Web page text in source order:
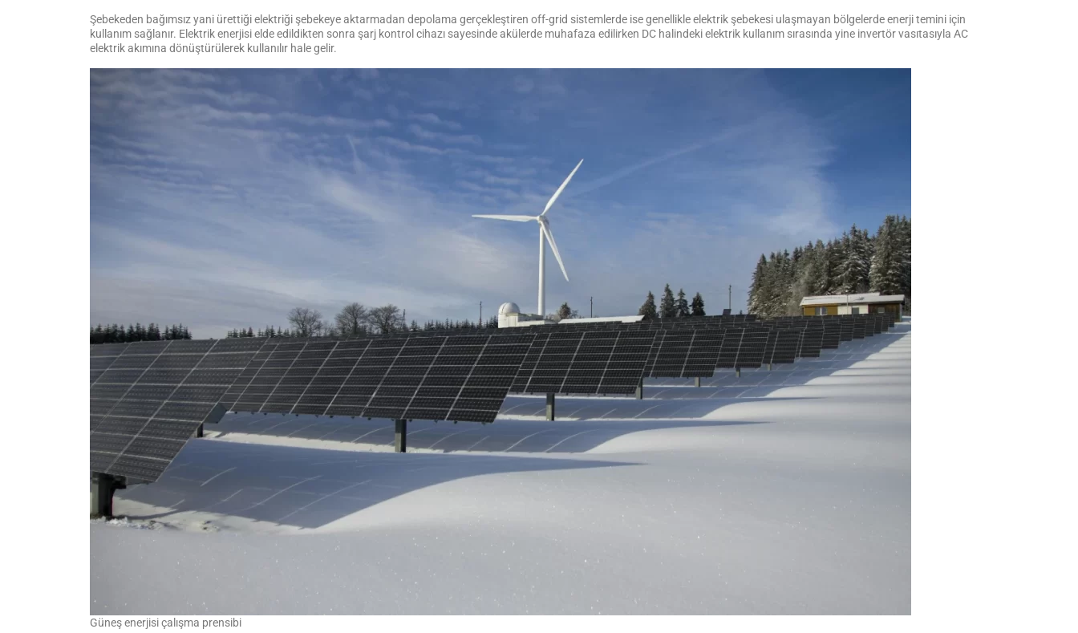
Şebekeden bağımsız yani ürettiği elektriği şebekeye aktarmadan depolama gerçekleştiren off-grid sistemlerde ise genellikle elektrik şebekesi ulaşmayan bölgelerde enerji temini için
kullanım sağlanır. Elektrik enerjisi elde edildikten sonra şarj kontrol cihazı sayesinde akülerde muhafaza edilirken DC halindeki elektrik kullanım sırasında yine invertör vasıtasıyla AC
elektrik akımına dönüştürülerek kullanılır hale gelir.
Güneş enerjisi çalışma prensibi